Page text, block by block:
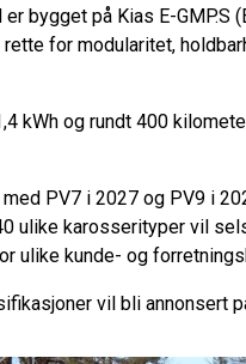
bygget på Kias E-
for modularitet,
kWh og rundt 400
PV7 i 2027 og PV9 i
ulike karosserityper vil
ulike kunde- og
vil bli annonsert